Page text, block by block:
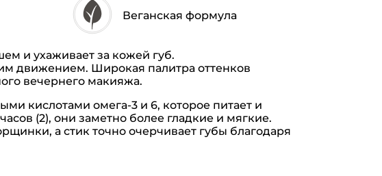
Веганская формула
и ухаживает за кожей губ.
движением. Широкая палитра оттенков
вечернего макияжа.
кислотами омега-3 и 6, которое питает и
(2), они заметно более гладкие и мягкие.
а стик точно очерчивает губы благодаря